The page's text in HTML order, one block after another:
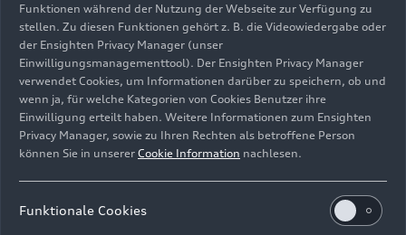
Funktionen während der Nutzung der Webseite zur Verfügung zu
stellen. Zu diesen Funktionen gehört z. B. die Videowiedergabe oder
der Ensighten Privacy Manager (unser
Einwilligungsmanagementtool). Der Ensighten Privacy Manager
verwendet Cookies, um Informationen darüber zu speichern, ob und
wenn ja, für welche Kategorien von Cookies Benutzer ihre
Einwilligung erteilt haben. Weitere Informationen zum Ensighten
Privacy Manager, sowie zu Ihren Rechten als betroffene Person
können Sie in unserer Cookie Information nachlesen.
Funktionale Cookies